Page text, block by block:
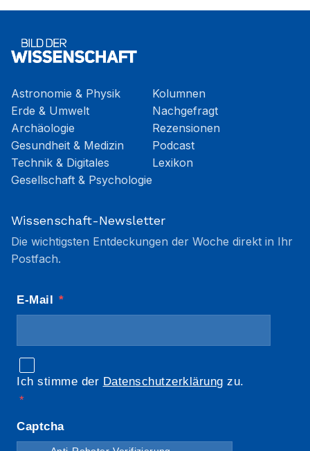
Astronomie & Physik
Erde & Umwelt
Archäologie
Gesundheit & Medizin
Technik & Digitales
Gesellschaft & Psychologie
Kolumnen
Nachgefragt
Rezensionen
Podcast
Lexikon
Wissenschaft-Newsletter
Die wichtigsten Entdeckungen der Woche direkt in Ihr
Postfach.